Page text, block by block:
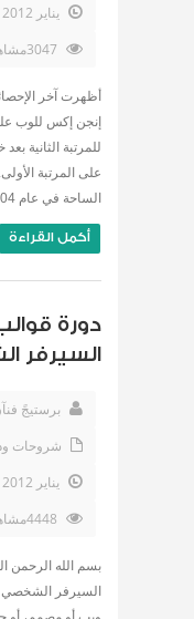
يناير 15th, 2012
للمرتبة الثانية
على المرتبة
الساحة في عام 2004م على ...
أكمل القراءة
دورة
السيرفر
برستيجً
شروحات
يناير 14th, 2012
بسم الله الرحمن
السيرفر